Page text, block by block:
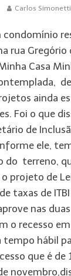
Carlos Simonetti
condomínio
rua Gregório
Casa
ainda
Foi o que
de
ele,
do terreno,
projeto de
taxas de
nas
o recesso
tempo hábil
que é de